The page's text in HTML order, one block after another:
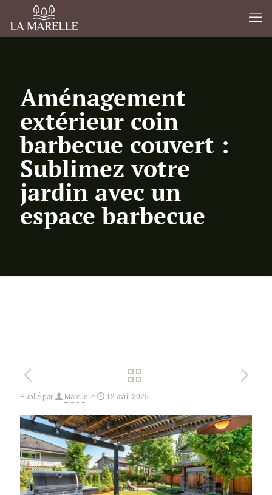
Aménagement
extérieur coin
barbecue couvert :
Sublimez votre
jardin avec un
espace barbecue
Publié par Marelle le 12 avril 2025